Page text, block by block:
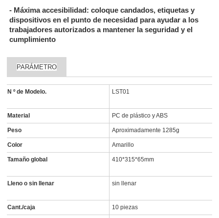
- Máxima accesibilidad: coloque candados, etiquetas y
dispositivos en el punto de necesidad para ayudar a los
trabajadores autorizados a mantener la seguridad y el
cumplimiento
PARÁMETRO
N º de Modelo. LST01
Material PC de plástico y ABS
Peso Aproximadamente 1285g
Color Amarillo
Tamaño global 410*315*65mm
Lleno o sin llenar sin llenar
Cant./caja 10 piezas